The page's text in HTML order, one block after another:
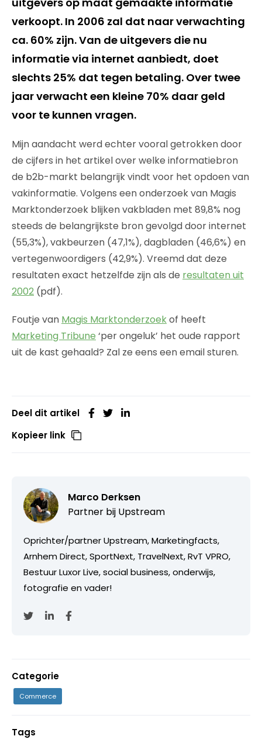
verkoopt. In 2006 zal dat naar verwachting
ca. 60% zijn. Van de uitgevers die nu
informatie via internet aanbiedt, doet
slechts 25% dat tegen betaling. Over twee
jaar verwacht een kleine 70% daar geld
voor te kunnen vragen.
Mijn aandacht werd echter vooral getrokken door
de cijfers in het artikel over welke informatiebron
de b2b-markt belangrijk vindt voor het opdoen van
vakinformatie. Volgens een onderzoek van Magis
Marktonderzoek blijken vakbladen met 89,8% nog
steeds de belangrijkste bron gevolgd door internet
(55,3%), vakbeurzen (47,1%), dagbladen (46,6%) en
vertegenwoordigers (42,9%). Vreemd dat deze
resultaten exact hetzelfde zijn als de resultaten uit
2002 (pdf).
Foutje van Magis Marktonderzoekof heeft
Marketing Tribune ‘per ongeluk’ het oude rapport
uit de kast gehaald? Zal ze eens een email sturen.
Deel dit artikel
Kopieer link
Marco Derksen
Partner bij Upstream
Oprichter/partner Upstream, Marketingfacts,
Arnhem Direct, SportNext, TravelNext, RvT VPRO,
Bestuur Luxor Live, social business, onderwijs,
fotografie en vader!
Categorie
Commerce
Tags